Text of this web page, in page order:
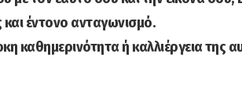
έντονο ανταγωνισμό.
καθημερινότητα ή καλλιέργεια της